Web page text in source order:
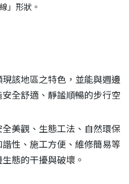
」形狀。
該地區之特色，並能與週邊
全舒適、靜謐順暢的步行空
美觀、生態工法、自然環保
性、施工方便、維修簡易等
態的干擾與破壞。